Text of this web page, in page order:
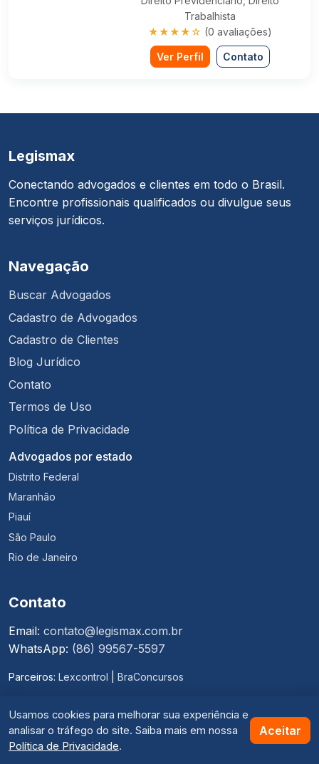
Trabalhista
★★★★☆ (0 avaliações)
Ver Perfil Contato
Legismax
Conectando advogados e clientes em todo o Brasil.
Encontre profissionais qualificados ou divulgue seus
serviços jurídicos.
Navegação
Buscar Advogados
Cadastro de Advogados
Cadastro de Clientes
Blog Jurídico
Contato
Termos de Uso
Política de Privacidade
Advogados por estado
Distrito Federal
Maranhão
Piauí
São Paulo
Rio de Janeiro
Contato
Email: contato@legismax.com.br
WhatsApp: (86) 99567-5597
Parceiros: Lexcontrol BraConcursos
Termos de Uso·Política de Privacidade
© 2026 Legismax. Todos os direitos reservados.
Usamos cookies para melhorar sua experiência e
analisar o tráfego do site. Saiba mais em nossa
Política de Privacidade.
Aceitar